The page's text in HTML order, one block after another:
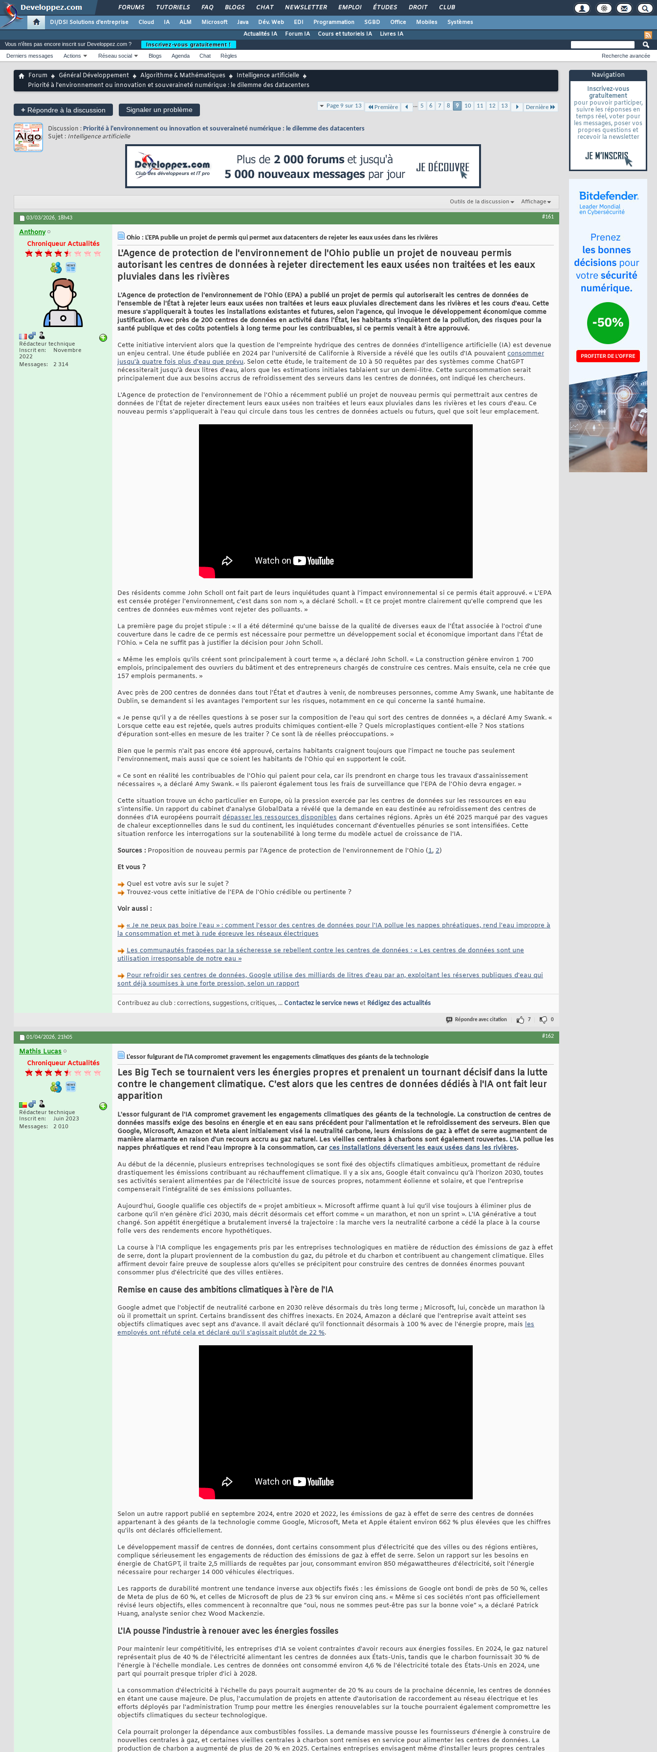
FORUMS TUTORIELS FAQ BLOGS CHAT NEWSLETTER EMPLOI ÉTUDES DROIT CLUB
DI/DSI Solutions d'entreprise Cloud IA ALM Microsoft Java Dév. Web EDI Programmation SGBD Office Mobiles
Systèmes
Actualités IA
Forum IA Cours et tutoriels IA Livres IA
Navigation
Inscrivez-vous
gratuitement
pour pouvoir participer,
suivre les réponses en
temps réel, voter pour
les messages, poser vos
propres questions et
recevoir la newsletter
Vous n'êtes pas encore inscrit sur Developpez.com ?
Inscrivez-vous gratuitement !
Derniers messages
Actions Réseau social Blogs Agenda Chat Règles Recherche avancée
Forum Général Développement Algorithme & Mathématiques
Intelligence artificielle
Priorité à l'environnement ou innovation et souveraineté numérique : le dilemme des datacenters
+ Répondre à la discussion Signaler un problème Page 9 sur 13 Première ... 5 6 7 8 9 10 11 12 13 Dernière
Discussion : Priorité à l'environnement ou innovation et souveraineté numérique : le dilemme des datacenters
Sujet : Intelligence artificielle
Outils de la discussion Affichage
03/03/2026, 18h43 #161
Anthony
Chroniqueur Actualités
Rédacteur technique
Inscrit en
Novembre
2022
Messages
2 314
Ohio : L'EPA publie un projet de permis qui permet aux datacenters de rejeter les eaux usées dans les rivières
L'Agence de protection de l'environnement de l'Ohio publie un projet de nouveau permis
autorisant les centres de données à rejeter directement les eaux usées non traitées et les eaux
pluviales dans les rivières
L'Agence de protection de l'environnement de l'Ohio (EPA) a publié un projet de permis qui autoriserait les centres de données de
l'ensemble de l'État à rejeter leurs eaux usées non traitées et leurs eaux pluviales directement dans les rivières et les cours d'eau. Cette
mesure s'appliquerait à toutes les installations existantes et futures, selon l'agence, qui invoque le développement économique comme
justification. Avec près de 200 centres de données en activité dans l'État, les habitants s'inquiètent de la pollution, des risques pour la
santé publique et des coûts potentiels à long terme pour les contribuables, si ce permis venait à être approuvé.
Cette initiative intervient alors que la question de l'empreinte hydrique des centres de données d'intelligence artificielle (IA) est devenue
un enjeu central. Une étude publiée en 2024 par l'université de Californie à Riverside a révélé que les outils d'IA pouvaient consommer
jusqu'à quatre fois plus d'eau que prévu. Selon cette étude, le traitement de 10 à 50 requêtes par des systèmes comme ChatGPT
nécessiterait jusqu'à deux litres d'eau, alors que les estimations initiales tablaient sur un demi-litre. Cette surconsommation serait
principalement due aux besoins accrus de refroidissement des serveurs dans les centres de données, ont indiqué les chercheurs.
L'Agence de protection de l'environnement de l'Ohio a récemment publié un projet de nouveau permis qui permettrait aux centres de
données de l'État de rejeter directement leurs eaux usées non traitées et leurs eaux pluviales dans les rivières et les cours d'eau. Ce
nouveau permis s'appliquerait à l'eau qui circule dans tous les centres de données actuels ou futurs, quel que soit leur emplacement.
Des résidents comme John Scholl ont fait part de leurs inquiétudes quant à l'impact environnemental si ce permis était approuvé. « L'EPA
est censée protéger l'environnement, c'est dans son nom », a déclaré Scholl. « Et ce projet montre clairement qu'elle comprend que les
centres de données eux-mêmes vont rejeter des polluants. »
La première page du projet stipule : « Il a été déterminé qu'une baisse de la qualité de diverses eaux de l'État associée à l'octroi d'une
couverture dans le cadre de ce permis est nécessaire pour permettre un développement social et économique important dans l'État de
l'Ohio. » Cela ne suffit pas à justifier la décision pour John Scholl.
« Même les emplois qu'ils créent sont principalement à court terme », a déclaré John Scholl. « La construction génère environ 1 700
emplois, principalement des ouvriers du bâtiment et des entrepreneurs chargés de construire ces centres. Mais ensuite, cela ne crée que
157 emplois permanents. »
Avec près de 200 centres de données dans tout l'État et d'autres à venir, de nombreuses personnes, comme Amy Swank, une habitante de
Dublin, se demandent si les avantages l'emportent sur les risques, notamment en ce qui concerne la santé humaine.
« Je pense qu'il y a de réelles questions à se poser sur la composition de l'eau qui sort des centres de données », a déclaré Amy Swank. «
Lorsque cette eau est rejetée, quels autres produits chimiques contient-elle ? Quels microplastiques contient-elle ? Nos stations
d'épuration sont-elles en mesure de les traiter ? Ce sont là de réelles préoccupations. »
Bien que le permis n'ait pas encore été approuvé, certains habitants craignent toujours que l'impact ne touche pas seulement
l'environnement, mais aussi que ce soient les habitants de l'Ohio qui en supportent le coût.
« Ce sont en réalité les contribuables de l'Ohio qui paient pour cela, car ils prendront en charge tous les travaux d'assainissement
nécessaires », a déclaré Amy Swank. « Ils paieront également tous les frais de surveillance que l'EPA de l'Ohio devra engager. »
Cette situation trouve un écho particulier en Europe, où la pression exercée par les centres de données sur les ressources en eau
s'intensifie. Un rapport du cabinet d'analyse GlobalData a révélé que la demande en eau destinée au refroidissement des centres de
données d'IA européens pourrait dépasser les ressources disponibles dans certaines régions. Après un été 2025 marqué par des vagues
de chaleur exceptionnelles dans le sud du continent, les inquiétudes concernant d'éventuelles pénuries se sont intensifiées. Cette
situation renforce les interrogations sur la soutenabilité à long terme du modèle actuel de croissance de l’IA.
Sources : Proposition de nouveau permis par l'Agence de protection de l'environnement de l'Ohio (1, 2)
Et vous ?
Quel est votre avis sur le sujet ?
Trouvez-vous cette initiative de l'EPA de l'Ohio crédible ou pertinente ?
Voir aussi :
« Je ne peux pas boire l'eau » : comment l'essor des centres de données pour l'IA pollue les nappes phréatiques, rend l'eau impropre à
la consommation et met à rude épreuve les réseaux électriques
Les communautés frappées par la sécheresse se rebellent contre les centres de données : « Les centres de données sont une
utilisation irresponsable de notre eau »
Pour refroidir ses centres de données, Google utilise des milliards de litres d'eau par an, exploitant les réserves publiques d'eau qui
sont déjà soumises à une forte pression, selon un rapport
Contribuez au club : corrections, suggestions, critiques, ... Contactez le service newset Rédigez des actualités
Répondre avec citation 7 0
01/04/2026, 21h05 #162
Mathis Lucas
Chroniqueur Actualités
Rédacteur technique
Inscrit en
Juin 2023
Messages
2 010
L'essor fulgurant de l'IA compromet gravement les engagements climatiques des géants de la technologie
Les Big Tech se tournaient vers les énergies propres et prenaient un tournant décisif dans la lutte
contre le changement climatique. C'est alors que les centres de données dédiés à l'IA ont fait leur
apparition
L'essor fulgurant de l'IA compromet gravement les engagements climatiques des géants de la technologie. La construction de centres de
données massifs exige des besoins en énergie et en eau sans précédent pour l'alimentation et le refroidissement des serveurs. Bien que
Google, Microsoft, Amazon et Meta aient initialement visé la neutralité carbone, leurs émissions de gaz à effet de serre augmentent de
manière alarmante en raison d'un recours accru au gaz naturel. Les vieilles centrales à charbons sont également rouvertes. L'IA pollue les
nappes phréatiques et rend l'eau impropre à la consommation, carces installations déversent les eaux usées dans les rivières.
Au début de la décennie, plusieurs entreprises technologiques se sont fixé des objectifs climatiques ambitieux, promettant de réduire
drastiquement les émissions contribuant au réchauffement climatique. Il y a six ans, Google était convaincu qu’à l’horizon 2030, toutes
ses activités seraient alimentées par de l’électricité issue de sources propres, notamment éolienne et solaire, et que l’entreprise
compenserait l’intégralité de ses émissions polluantes.
Aujourd’hui, Google qualifie ces objectifs de « projet ambitieux ». Microsoft affirme quant à lui qu’il vise toujours à éliminer plus de
carbone qu’il n’en génère d’ici 2030, mais décrit désormais cet effort comme « un marathon, et non un sprint ». L'IA générative a tout
changé. Son appétit énergétique a brutalement inversé la trajectoire : la marche vers la neutralité carbone a cédé la place à la course
folle vers des rendements encore hypothétiques.
La course à l'IA complique les engagements pris par les entreprises technologiques en matière de réduction des émissions de gaz à effet
de serre, dont la plupart proviennent de la combustion du gaz, du pétrole et du charbon et contribuent au changement climatique. Elles
affirment devoir faire preuve de souplesse alors qu'elles se précipitent pour construire des centres de données énormes pouvant
consommer plus d'électricité que des villes entières.
Remise en cause des ambitions climatiques à l'ère de l'IA
Google admet que l'objectif de neutralité carbone en 2030 relève désormais du très long terme ; Microsoft, lui, concède un marathon là
où il promettait un sprint. Certains brandissent des chiffres inexacts. En 2024, Amazon a déclaré que l'entreprise avait atteint ses
objectifs climatiques avec sept ans d'avance. Il avait déclaré qu'il fonctionnait désormais à 100 % avec de l'énergie propre, mais les
employés ont réfuté cela et déclaré qu'il s'agissait plutôt de 22 %.
Selon un autre rapport publié en septembre 2024, entre 2020 et 2022, les émissions de gaz à effet de serre des centres de données
appartenant à des géants de la technologie comme Google, Microsoft, Meta et Apple étaient environ 662 % plus élevées que les chiffres
qu'ils ont déclarés officiellement.
Le développement massif de centres de données, dont certains consomment plus d'électricité que des villes ou des régions entières,
complique sérieusement les engagements de réduction des émissions de gaz à effet de serre. Selon un rapport sur les besoins en
énergie de ChatGPT, il traite 2,5 milliards de requêtes par jour, consommant environ 850 mégawattheures d'électricité, soit l'énergie
nécessaire pour recharger 14 000 véhicules électriques.
Les rapports de durabilité montrent une tendance inverse aux objectifs fixés : les émissions de Google ont bondi de près de 50 %, celles
de Meta de plus de 60 %, et celles de Microsoft de plus de 23 % sur environ cinq ans. « Même si ces sociétés n’ont pas officiellement
révisé leurs objectifs, elles commencent à reconnaître que “oui, nous ne sommes peut-être pas sur la bonne voie” », a déclaré Patrick
Huang, analyste senior chez Wood Mackenzie.
L'IA pousse l'industrie à renouer avec les énergies fossiles
Pour maintenir leur compétitivité, les entreprises d'IA se voient contraintes d'avoir recours aux énergies fossiles. En 2024, le gaz naturel
représentait plus de 40 % de l'électricité alimentant les centres de données aux États-Unis, tandis que le charbon fournissait 30 % de
l'énergie à l'échelle mondiale. Les centres de données ont consommé environ 4,6 % de l'électricité totale des États-Unis en 2024, une
part qui pourrait presque tripler d'ici à 2028.
La consommation d'électricité à l'échelle du pays pourrait augmenter de 20 % au cours de la prochaine décennie, les centres de données
en étant une cause majeure. De plus, l'accumulation de projets en attente d'autorisation de raccordement au réseau électrique et les
efforts déployés par l'administration Trump pour mettre les énergies renouvelables sur la touche pourraient également compromettre les
objectifs climatiques du secteur technologique.
Cela pourrait prolonger la dépendance aux combustibles fossiles. La demande massive pousse les fournisseurs d'énergie à construire de
nouvelles centrales à gaz, et certaines vieilles centrales à charbon sont remises en service pour alimenter les centres de données. La
production de charbon a augmenté de plus de 20 % en 2025. Certaines entreprises envisagent même d'installer leurs propres centrales